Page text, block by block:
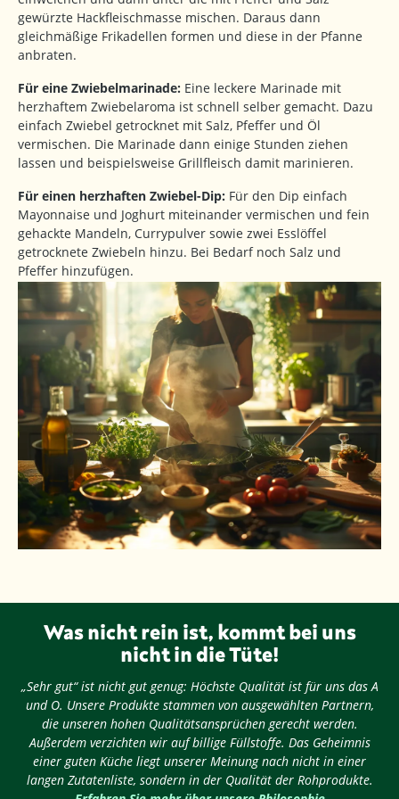
gewürzte Hackfleischmasse mischen. Daraus dann
gleichmäßige Frikadellen formen und diese in der Pfanne
anbraten.
Für eine Zwiebelmarinade: Eine leckere Marinade mit
herzhaftem Zwiebelaroma ist schnell selber gemacht. Dazu
einfach Zwiebel getrocknet mit Salz, Pfeffer und Öl
vermischen. Die Marinade dann einige Stunden ziehen
lassen und beispielsweise Grillfleisch damit marinieren.
Für einen herzhaften Zwiebel-Dip: Für den Dip einfach
Mayonnaise und Joghurt miteinander vermischen und fein
gehackte Mandeln, Currypulver sowie zwei Esslöffel
getrocknete Zwiebeln hinzu. Bei Bedarf noch Salz und
Pfeffer hinzufügen.
Was nicht rein ist, kommt bei uns
nicht in die Tüte!
„Sehr gut“ ist nicht gut genug: Höchste Qualität ist für uns das A
und O. Unsere Produkte stammen von ausgewählten Partnern,
die unseren hohen Qualitätsansprüchen gerecht werden.
Außerdem verzichten wir auf billige Füllstoffe. Das Geheimnis
einer guten Küche liegt unserer Meinung nach nicht in einer
langen Zutatenliste, sondern in der Qualität der Rohprodukte.